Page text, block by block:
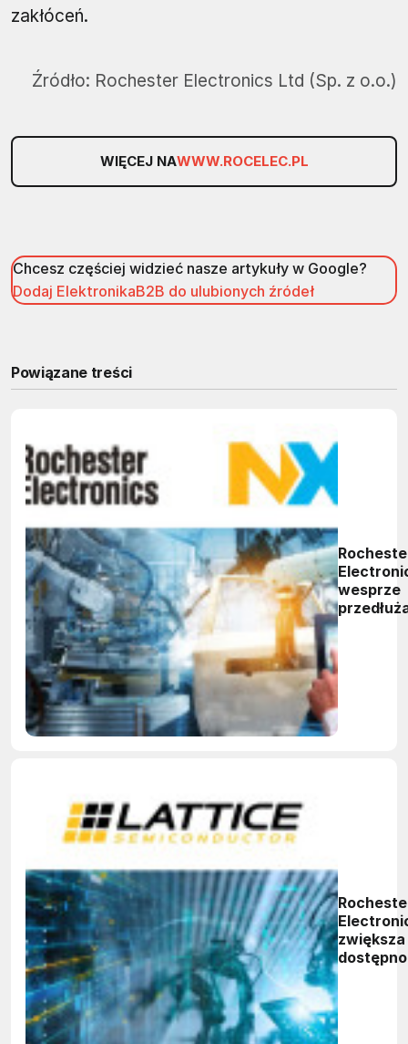
zakłóceń.
Źródło: Rochester Electronics Ltd (Sp. z o.o.)
WIĘCEJ NAWWW.ROCELEC.PL
Chcesz częściej widzieć nasze artykuły w Google?
Dodaj ElektronikaB2B do ulubionych źródeł
Powiązane treści
wesprze
zwiększa